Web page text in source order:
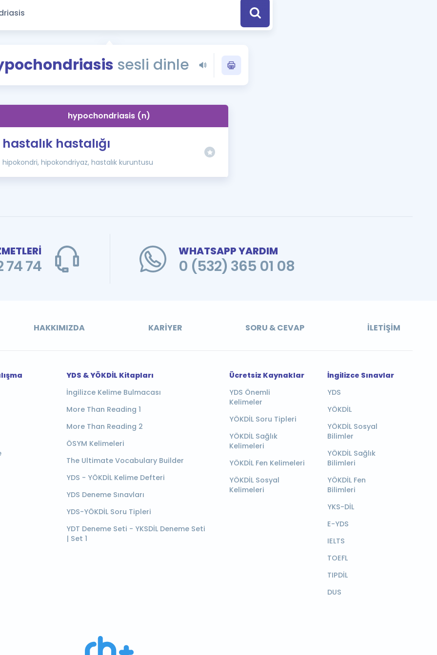
Eğitim ve Kitaplara Özel Fırsatlar
YDS - YÖKDİL Tüm Sınavlarla İlgili Haberler
İngilizce Gramer
İngilizce Gramer ve Konu Anlatımı
sesli dinle
hypochondriasis (n)
hastalık hastalığı
hipokondri, hipokondriyaz, hastalık kuruntusu
74
WHATSAPP YARDIM
0 (532) 365 01 08
HAKKIMIZDA KARIYER SORU & CEVAP İLETIŞIM
YDS & YÖKDİL Kitapları
İngilizce Kelime Bulmacası
More Than Reading 1
More Than Reading 2
ÖSYM Kelimeleri
The Ultimate Vocabulary Builder
YDS - YÖKDİL Kelime Defteri
YDS Deneme Sınavları
YDS-YÖKDİL Soru Tipleri
YDT Deneme Seti - YKSDİL Deneme Seti
| Set 1
Ücretsiz Kaynaklar
YDS Önemli
Kelimeler
YÖKDİL Soru Tipleri
YÖKDİL Sağlık
Kelimeleri
YÖKDİL Fen Kelimeleri
YÖKDİL Sosyal
Kelimeleri
İngilizce Sınavlar
YDS
YÖKDİL
YÖKDİL Sosyal
Bilimler
YÖKDİL Sağlık
Bilimleri
YÖKDİL Fen
Bilimleri
YKS-DİL
E-YDS
IELTS
TOEFL
TIPDİL
DUS